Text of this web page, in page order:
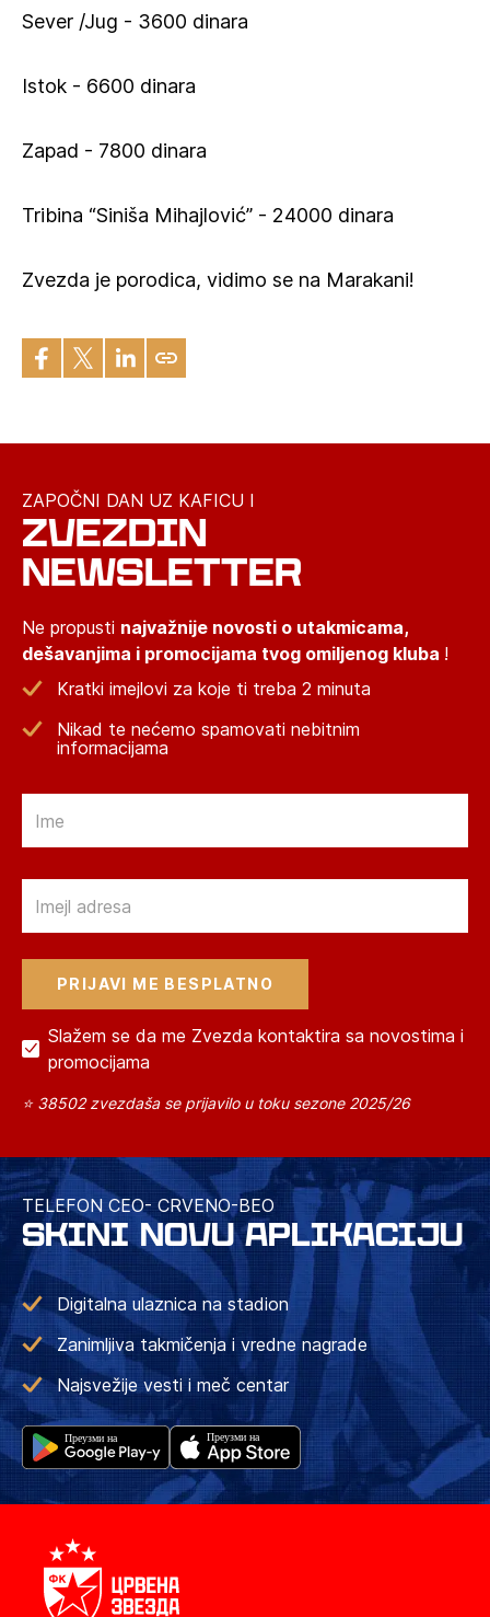
Sever /Jug - 3600 dinara
Istok - 6600 dinara
Zapad - 7800 dinara
Tribina “Siniša Mihajlović” - 24000 dinara
Zvezda je porodica, vidimo se na Marakani!
ZAPOČNI DAN UZ KAFICU I
ZVEZDIN
NEWSLETTER
Ne propusti najvažnije novosti o utakmicama,
dešavanjima i promocijama tvog omiljenog kluba !
Kratki imejlovi za koje ti treba 2 minuta
Nikad te nećemo spamovati nebitnim
informacijama
Slažem se da me Zvezda kontaktira sa novostima i
promocijama
⭐ 38502 zvezdaša se prijavilo u toku sezone 2025/26
TELEFON CEO- CRVENO-BEO
SKINI NOVU APLIKACIJU
Digitalna ulaznica na stadion
Zanimljiva takmičenja i vredne nagrade
Najsvežije vesti i meč centar